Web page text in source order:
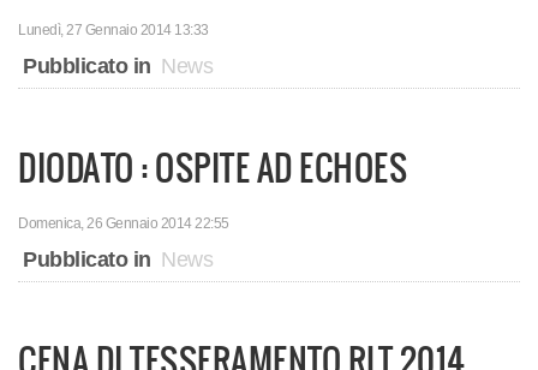
Lunedì, 27 Gennaio 2014 13:33
Pubblicato in News
DIODATO : OSPITE AD ECHOES
Domenica, 26 Gennaio 2014 22:55
Pubblicato in News